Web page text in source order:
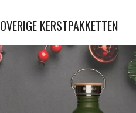
OVERIGE KERSTPAKKETTEN